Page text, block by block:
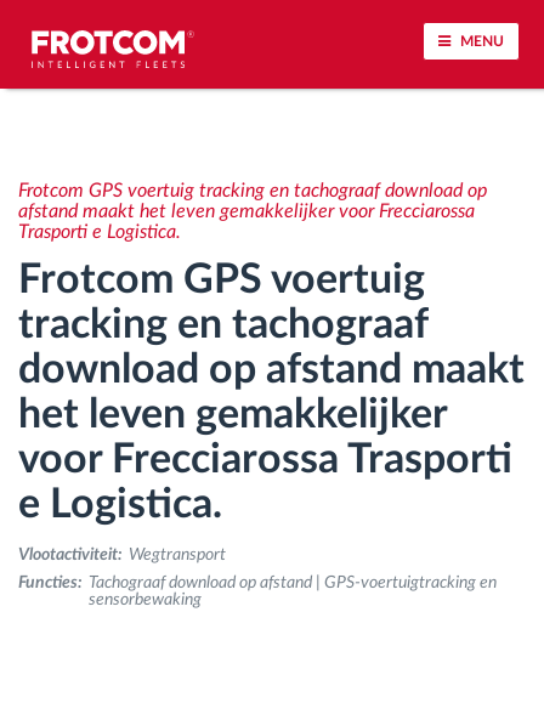
MENU
Rijgedrag analyse
Controle van rijtijden
Personeelsbeheer
Downloaden van tachograaf op afstand
Toegangsbeheer
Routeplanning en -monitoring
Frotcom GPS voertuig tracking en tachograaf download op
afstand maakt het leven gemakkelijker voor Frecciarossa
Trasporti e Logistica.
Frotcom GPS voertuig
tracking en tachograaf
download op afstand maakt
het leven gemakkelijker
voor Frecciarossa Trasporti
e Logistica.
Vlootactiviteit: Wegtransport
Functies: Tachograaf download op afstand | GPS-voertuigtracking en
sensorbewaking